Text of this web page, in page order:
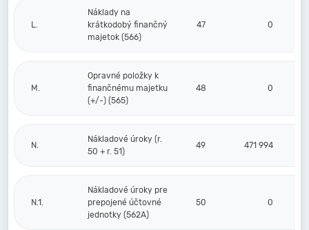
L.
Náklady na
krátkodobý finančný
majetok (566)
47 0
M.
Opravné položky k
finančnému majetku
(+/-) (565)
48 0
N.
Nákladové úroky (r.
50 + r. 51)
49 471 994
N.1.
Nákladové úroky pre
prepojené účtovné
jednotky (562A)
50 0